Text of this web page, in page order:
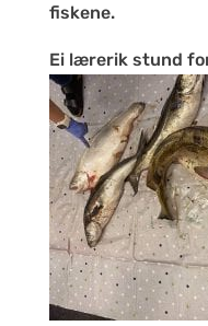
fiskene.
Ei lærerik stund